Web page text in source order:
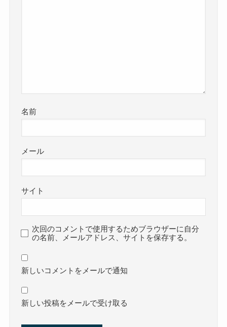
名前
メール
サイト
次回のコメントで使用するためブラウザーに自分
の名前、メールアドレス、サイトを保存する。
新しいコメントをメールで通知
新しい投稿をメールで受け取る